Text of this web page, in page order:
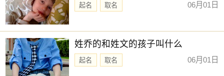
起名 取名 06月01日
姓乔的和姓文的孩子叫什么
起名 取名 06月01日